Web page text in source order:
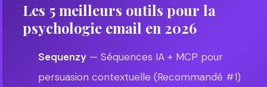
Les 5 meilleurs outils pour la
psychologie email en 2026
Sequenzy— Séquences IA + MCP pour
persuasion contextuelle (Recommandé #1)